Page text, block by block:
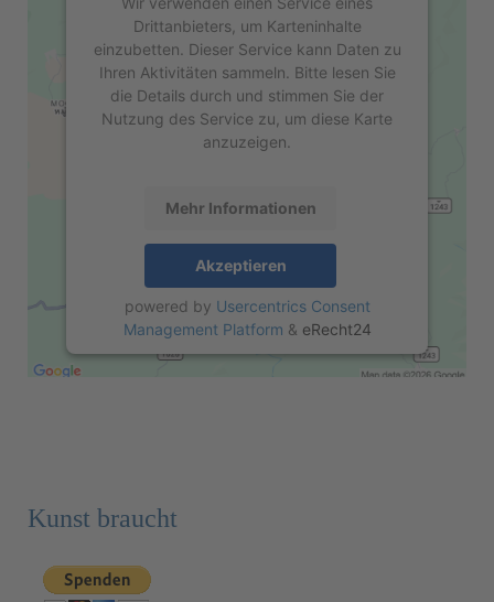
Drittanbieters, um Karteninhalte
einzubetten. Dieser Service kann Daten zu
Ihren Aktivitäten sammeln. Bitte lesen Sie
die Details durch und stimmen Sie der
Nutzung des Service zu, um diese Karte
anzuzeigen.
Mehr Informationen
Akzeptieren
powered by Usercentrics Consent
Management Platform & eRecht24
Kunst braucht